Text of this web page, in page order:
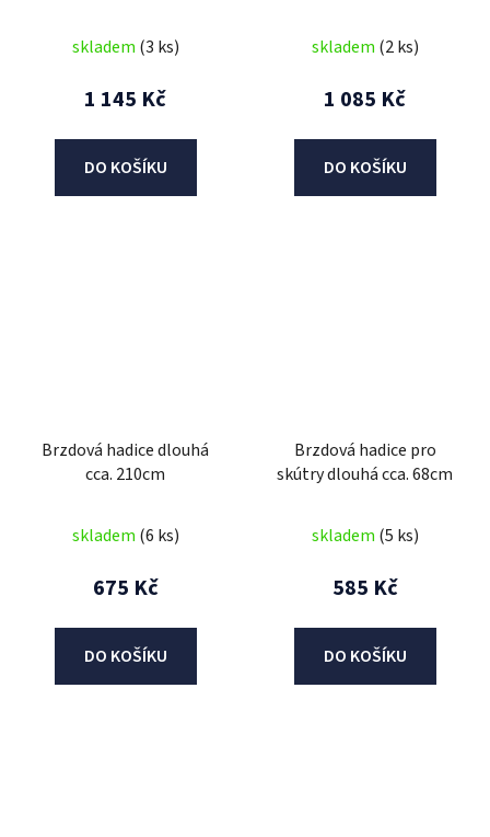
skladem (3 ks)
1 145 Kč
DO KOŠÍKU
skladem (2 ks)
1 085 Kč
DO KOŠÍKU
Brzdová hadice dlouhá
cca. 210cm
skladem (6 ks)
675 Kč
DO KOŠÍKU
Brzdová hadice pro
skútry dlouhá cca. 68cm
skladem (5 ks)
585 Kč
DO KOŠÍKU